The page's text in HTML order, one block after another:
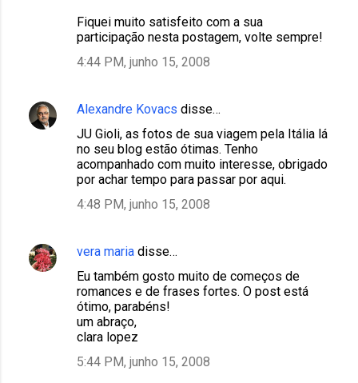
Fiquei muito satisfeito com a sua
participação nesta postagem, volte sempre!
4:44 PM, junho 15, 2008
Alexandre Kovacs disse…
JU Gioli, as fotos de sua viagem pela Itália lá
no seu blog estão ótimas. Tenho
acompanhado com muito interesse, obrigado
por achar tempo para passar por aqui.
4:48 PM, junho 15, 2008
vera maria disse…
Eu também gosto muito de começos de
romances e de frases fortes. O post está
ótimo, parabéns!
um abraço,
clara lopez
5:44 PM, junho 15, 2008